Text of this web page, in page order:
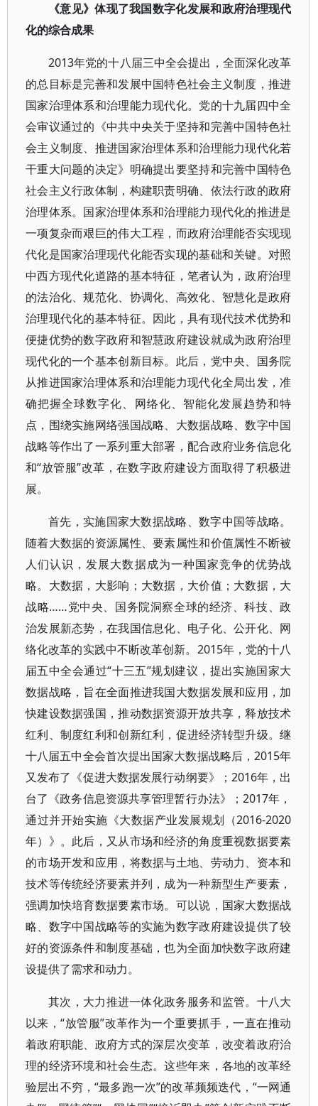
《意见》体现了我国数字化发展和政府治理现代
化的综合成果
2013年党的十八届三中全会提出，全面深化改革
的总目标是完善和发展中国特色社会主义制度，推进
国家治理体系和治理能力现代化。党的十九届四中全
会审议通过的《中共中央关于坚持和完善中国特色社
会主义制度、推进国家治理体系和治理能力现代化若
干重大问题的决定》明确提出要坚持和完善中国特色
社会主义行政体制，构建职责明确、依法行政的政府
治理体系。国家治理体系和治理能力现代化的推进是
一项复杂而艰巨的伟大工程，而政府治理能否实现现
代化是国家治理现代化能否实现的基础和关键。对照
中西方现代化道路的基本特征，笔者认为，政府治理
的法治化、规范化、协调化、高效化、智慧化是政府
治理现代化的基本特征。因此，具有现代技术优势和
便捷优势的数字政府和智慧政府建设就成为政府治理
现代化的一个基本创新目标。此后，党中央、国务院
从推进国家治理体系和治理能力现代化全局出发，准
确把握全球数字化、网络化、智能化发展趋势和特
点，围绕实施网络强国战略、大数据战略、数字中国
战略等作出了一系列重大部署，配合政府业务信息化
和“放管服”改革，在数字政府建设方面取得了积极进
展。
首先，实施国家大数据战略、数字中国等战略。
随着大数据的资源属性、要素属性和价值属性不断被
人们认识，发展大数据成为一种国家竞争的优势战
略。大数据，大影响；大数据，大价值；大数据，大
战略……党中央、国务院洞察全球的经济、科技、政
治发展新态势，在我国信息化、电子化、公开化、网
络化改革的实践中不断改革创新。2015年，党的十八
届五中全会通过“十三五”规划建议，提出实施国家大
数据战略，旨在全面推进我国大数据发展和应用，加
快建设数据强国，推动数据资源开放共享，释放技术
红利、制度红利和创新红利，促进经济转型升级。继
十八届五中全会首次提出国家大数据战略后，2015年
又发布了《促进大数据发展行动纲要》；2016年，出
台了《政务信息资源共享管理暂行办法》；2017年，
通过并开始实施《大数据产业发展规划（2016-2020
年）》。此后，又从市场和经济的角度重视数据要素
的市场开发和应用，将数据与土地、劳动力、资本和
技术等传统经济要素并列，成为一种新型生产要素，
强调加快培育数据要素市场。可以说，国家大数据战
略、数字中国战略等的实施为数字政府建设提供了较
好的资源条件和制度基础，也为全面加快数字政府建
设提供了需求和动力。
其次，大力推进一体化政务服务和监管。十八大
以来，“放管服”改革作为一个重要抓手，一直在推动
着政府职能、政府方式的深层次变革，改变着政府治
理的经济环境和社会生态。这些年来，各地的改革经
验层出不穷，“最多跑一次”的改革频频迭代，“一网通